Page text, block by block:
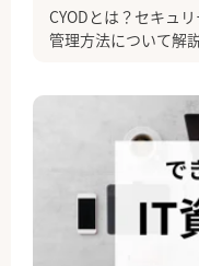
CYODとは？セキュ
管理方法について解